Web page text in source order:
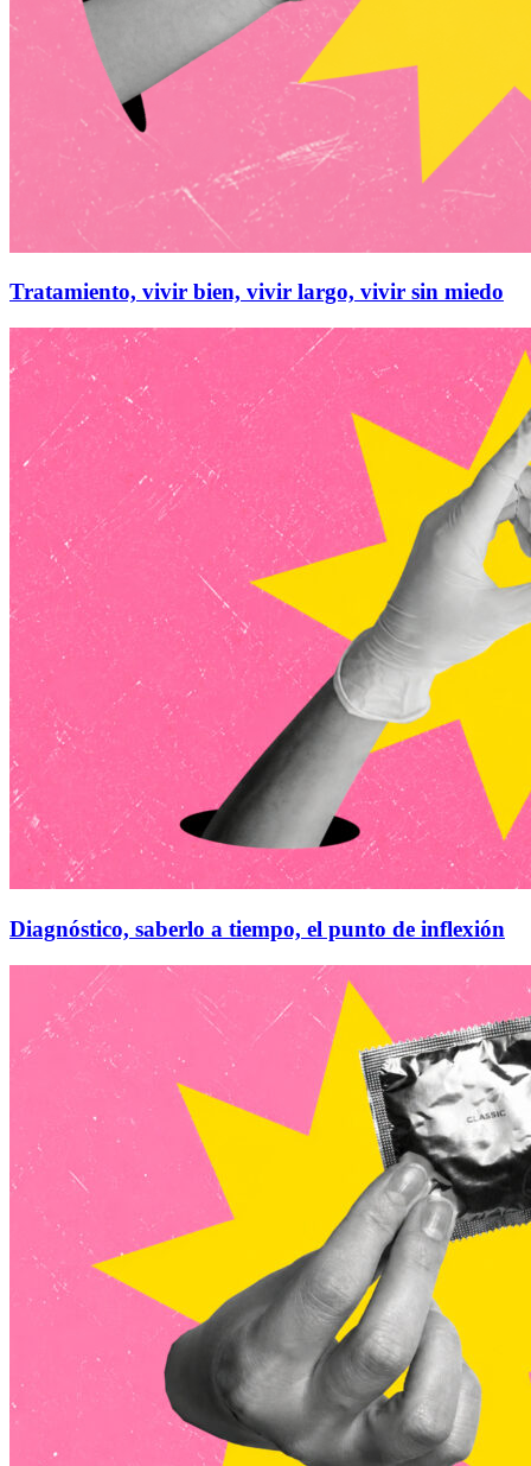
Tratamiento, vivir bien, vivir largo, vivir sin miedo
Diagnóstico, saberlo a tiempo, el punto de inflexión